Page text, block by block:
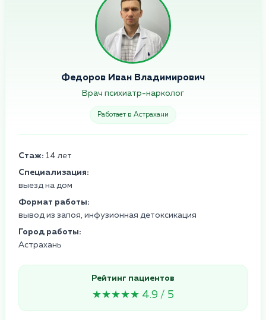
Федоров Иван Владимирович
Врач психиатр-нарколог
Работает в Астрахани
Стаж: 14 лет
Специализация:
выезд на дом
Формат работы:
вывод из запоя, инфузионная детоксикация
Город работы:
Астрахань
Рейтинг пациентов
★★★★★ 4.9 / 5